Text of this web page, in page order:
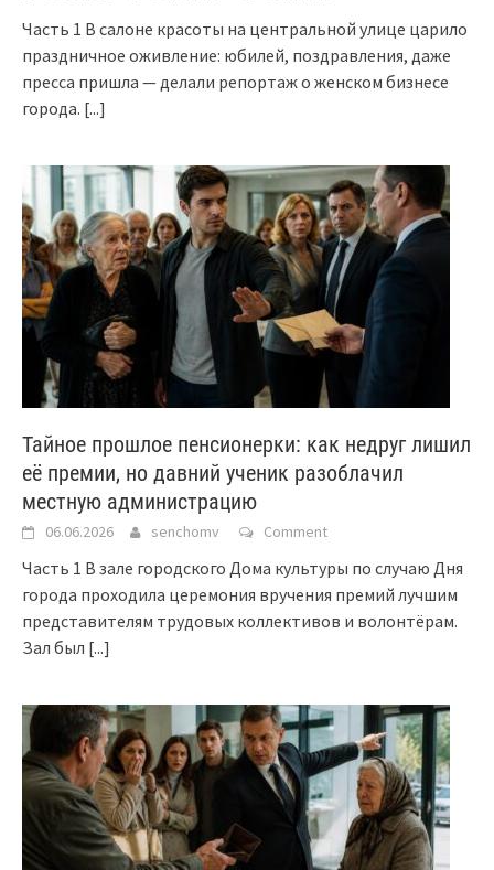
Часть 1 В салоне красоты на центральной улице царило
праздничное оживление: юбилей, поздравления, даже
пресса пришла — делали репортаж о женском бизнесе
города. [...]
Тайное прошлое пенсионерки: как недруг лишил
её премии, но давний ученик разоблачил
местную администрацию
06.06.2026 senchomv Comment
Часть 1 В зале городского Дома культуры по случаю Дня
города проходила церемония вручения премий лучшим
представителям трудовых коллективов и волонтёрам.
Зал был [...]